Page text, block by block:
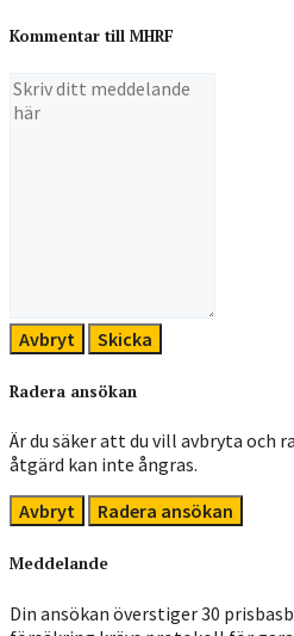
Kommentar till MHRF
Avbryt Skicka
Radera ansökan
Är du säker att du vill avbryta och
åtgärd kan inte ångras.
Avbryt
Radera ansökan
Meddelande
Din ansökan överstiger 30